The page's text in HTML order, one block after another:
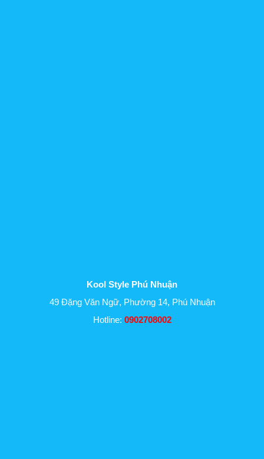
Kool Style Phú Nhuận
49 Đặng Văn Ngữ, Phường 14, Phú Nhuận
Hotline: 0902708002